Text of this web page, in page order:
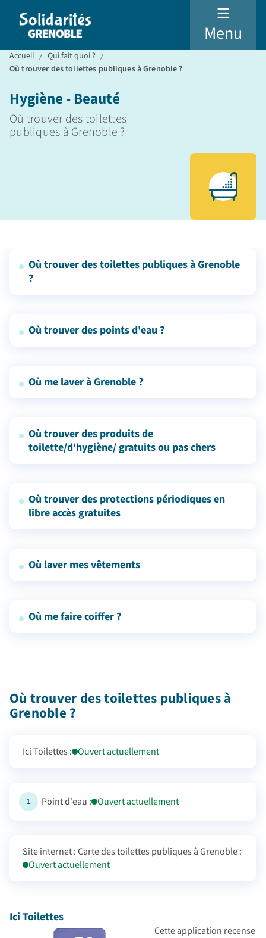
Menu
Accueil
Qui fait quoi ?
Où trouver des toilettes publiques à Grenoble ?
Hygiène - Beauté
Où trouver des toilettes
publiques à Grenoble ?
Où trouver des toilettes publiques à Grenoble
?
Où trouver des points d'eau ?
Où me laver à Grenoble ?
Où trouver des produits de
toilette/d'hygiène/ gratuits ou pas chers
Où trouver des protections périodiques en
libre accès gratuites
Où laver mes vêtements
Où me faire coiffer ?
Où trouver des toilettes publiques à
Grenoble ?
Ici Toilettes : Ouvert actuellement
1 Point d'eau : Ouvert actuellement
Site internet : Carte des toilettes publiques à Grenoble :
Ouvert actuellement
Ici Toilettes
Cette application recense